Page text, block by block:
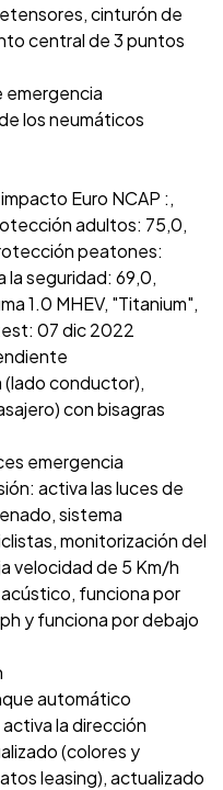
cinturón de
central de 3 puntos
emergencia
los neumáticos
Euro NCAP :,
adultos: 75,0,
peatones:
la seguridad: 69,0,
1.0 MHEV, "Titanium",
07 dic 2022
conductor),
con bisagras
emergencia
activa las luces de
sistema
monitorización del
velocidad de 5 Km/h
funciona por
y funciona por debajo
automático
la dirección
(colores y
leasing), actualizado